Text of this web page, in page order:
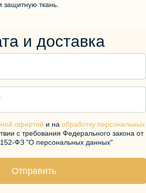
ткань.
и доставка
офертой и на обработку персональных
с требования Федерального закона от
ФЗ "О персональных данных"
Отправить